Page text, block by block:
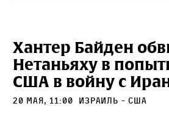
Хантер Байден
Нетаньяху в
США в войну с
20 мая, 11:00 Израиль - США